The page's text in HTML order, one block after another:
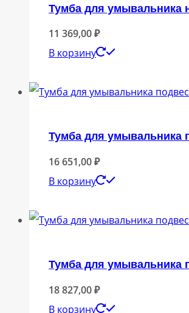
Тумба для умывальника
11 369,00₽
В корзину
Тумба для умывальника
16 651,00₽
В корзину
Тумба для умывальника
18 827,00₽
В корзину